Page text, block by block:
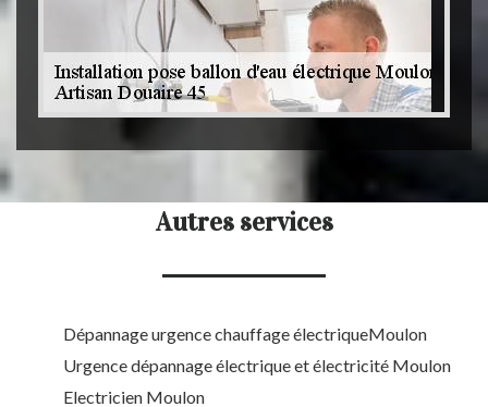
Autres services
Dépannage urgence chauffage électriqueMoulon
Urgence dépannage électrique et électricité Moulon
Electricien Moulon